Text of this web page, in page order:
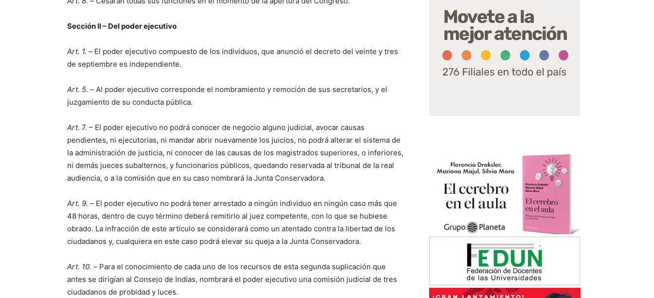
Sección II – Del poder ejecutivo
Art. 1. – El poder ejecutivo compuesto de los individuos, que anunció el decreto del veinte y tres
de septiembre es independiente.
Art. 5. – Al poder ejecutivo corresponde el nombramiento y remoción de sus secretarios, y el
juzgamiento de su conducta pública.
Art. 7. – El poder ejecutivo no podrá conocer de negocio alguno judicial, avocar causas
pendientes, ni ejecutorias, ni mandar abrir nuevamente los juicios, no podrá alterar el sistema de
la administración de justicia, ni conocer de las causas de los magistrados superiores, o inferiores,
ni demás jueces subalternos, y funcionarios públicos, quedando reservada al tribunal de la real
audiencia, o a la comisión que en su caso nombrará la Junta Conservadora.
Art. 9. – El poder ejecutivo no podrá tener arrestado a ningún individuo en ningún caso más que
48 horas, dentro de cuyo término deberá remitirlo al juez competente, con lo que se hubiese
obrado. La infracción de este artículo se considerará como un atentado contra la libertad de los
ciudadanos y, cualquiera en este caso podrá elevar su queja a la Junta Conservadora.
Art. 10. – Para el conocimiento de cada uno de los recursos de esta segunda suplicación que
antes se dirigían al Consejo de Indias, nombrará el poder ejecutivo una comisión judicial de tres
ciudadanos de probidad y luces.